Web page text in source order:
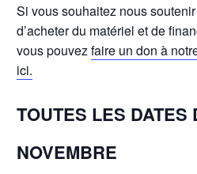
Si vous souhaitez nous
d’acheter du matériel et de
vous pouvezfaire un don à
ici.
TOUTES LES DATES
NOVEMBRE